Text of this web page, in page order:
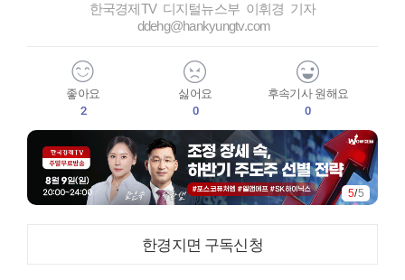
한국경제TV 디지털뉴스부 이휘경 기자
ddehg@hankyungtv.com
좋아요
2
싫어요
0
후속기사 원해요
0
5/5
한경지면 구독신청